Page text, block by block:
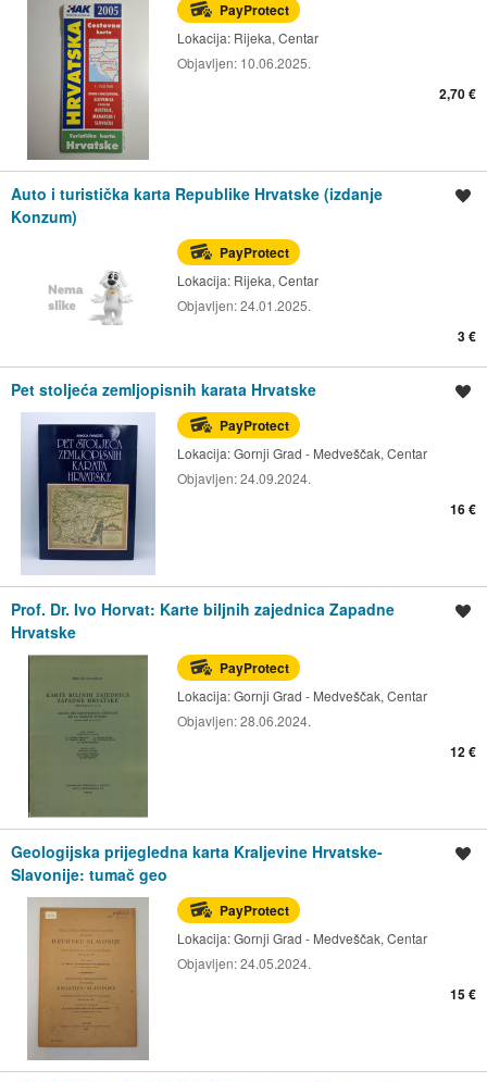
PayProtect
Lokacija: Rijeka, Centar
Objavljen: 10.06.2025.
2,70 €
Auto i turistička karta Republike Hrvatske (izdanje
Konzum)
PayProtect
Lokacija: Rijeka, Centar
Objavljen:24.01.2025.
3 €
Pet stoljeća zemljopisnih karata Hrvatske
PayProtect
Lokacija:Gornji Grad - Medveščak, Centar
Objavljen:24.09.2024.
16 €
Prof. Dr. Ivo Horvat: Karte biljnih zajednica Zapadne
Hrvatske
PayProtect
Lokacija:Gornji Grad - Medveščak, Centar
Objavljen:28.06.2024.
12 €
Geologijska prijegledna karta Kraljevine Hrvatske-
Slavonije: tumač geo
PayProtect
Lokacija:Gornji Grad - Medveščak, Centar
Objavljen:24.05.2024.
15 €